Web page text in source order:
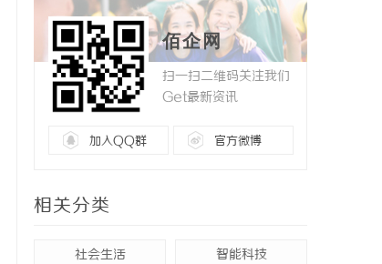
佰企网
扫一扫二维码关注我们
Get最新资讯
加入QQ群 官方微博
相关分类
社会生活 智能科技